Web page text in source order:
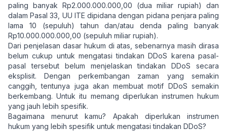
paling banyak Rp2.000.000.000,00 (dua miliar rupiah) dan
dalam Pasal 33, UU ITE dipidana dengan pidana penjara paling
lama 10 (sepuluh) tahun dan/atau denda paling banyak
Rp10.000.000.000,00 (sepuluh miliar rupiah).
Dari penjelasan dasar hukum di atas, sebenarnya masih dirasa
belum cukup untuk mengatasi tindakan DDoS karena pasal-
pasal tersebut belum menjelaskan tindakan DDoS secara
eksplisit. Dengan perkembangan zaman yang semakin
canggih, tentunya juga akan membuat motif DDoS semakin
berkembang. Untuk itu memang diperlukan instrumen hukum
yang jauh lebih spesifik.
Bagaimana menurut kamu? Apakah diperlukan instrumen
hukum yang lebih spesifik untuk mengatasi tindakan DDoS?